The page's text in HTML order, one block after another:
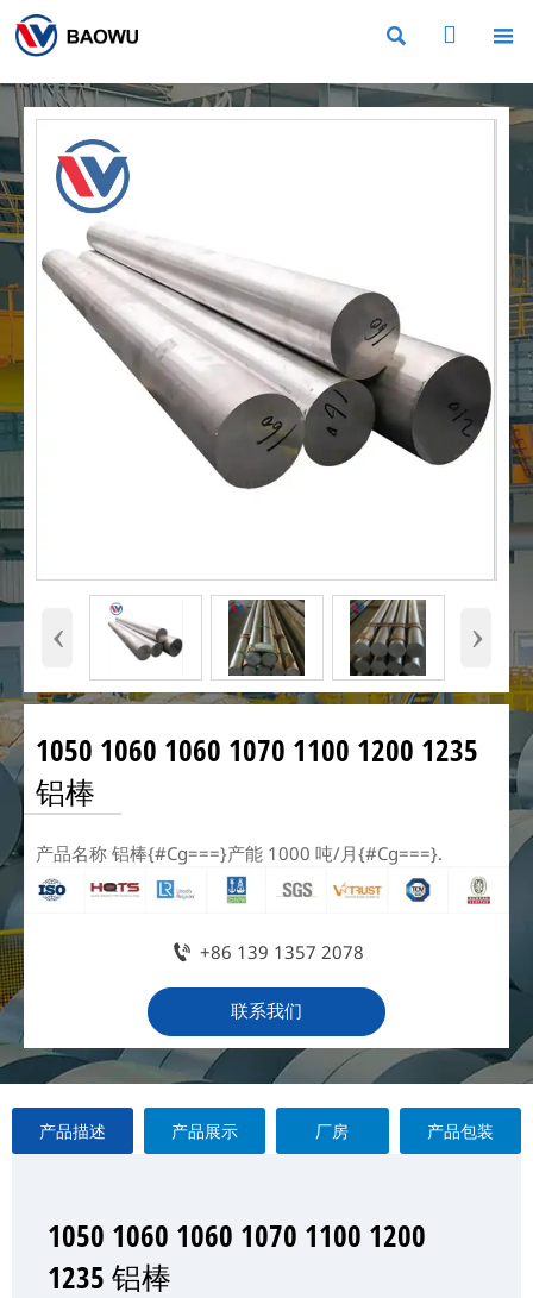
  
‹ ›
1050 1060 1060 1070 1100 1200 1235
铝棒
产品名称 铝棒{#Cg===}产能 1000 吨/月{#Cg===}.
 +86 139 1357 2078
联系我们
产品描述 产品展示 厂房 产品包装
1050 1060 1060 1070 1100 1200
1235 铝棒
1050 1060 1060 1070 1100 1200
1235 铝棒
1050 1060 1060 1070 1100 1200
1235 铝棒
1050 1060 1060 1070 1100 1200
1235 铝棒